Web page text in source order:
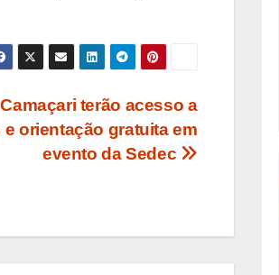
terão acesso a
orientação gratuita em
evento da Sedec